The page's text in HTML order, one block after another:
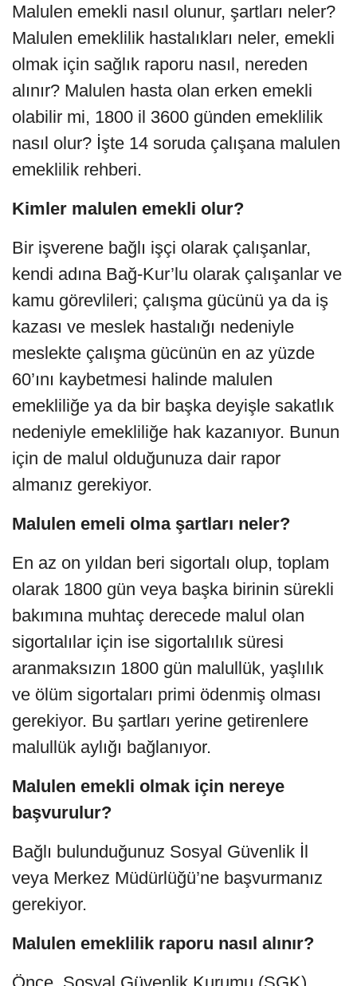
Malulen emekli nasıl olunur, şartları neler?
Malulen emeklilik hastalıkları neler, emekli
olmak için sağlık raporu nasıl, nereden
alınır? Malulen hasta olan erken emekli
olabilir mi, 1800 il 3600 günden emeklilik
nasıl olur? İşte 14 soruda çalışana malulen
emeklilik rehberi.
Kimler malulen emekli olur?
Bir işverene bağlı işçi olarak çalışanlar,
kendi adına Bağ-Kur’lu olarak çalışanlar ve
kamu görevlileri; çalışma gücünü ya da iş
kazası ve meslek hastalığı nedeniyle
meslekte çalışma gücünün en az yüzde
60’ını kaybetmesi halinde malulen
emekliliğe ya da bir başka deyişle sakatlık
nedeniyle emekliliğe hak kazanıyor. Bunun
için de malul olduğunuza dair rapor
almanız gerekiyor.
Malulen emeli olma şartları neler?
En az on yıldan beri sigortalı olup, toplam
olarak 1800 gün veya başka birinin sürekli
bakımına muhtaç derecede malul olan
sigortalılar için ise sigortalılık süresi
aranmaksızın 1800 gün malullük, yaşlılık
ve ölüm sigortaları primi ödenmiş olması
gerekiyor. Bu şartları yerine getirenlere
malullük aylığı bağlanıyor.
Malulen emekli olmak için nereye
başvurulur?
Bağlı bulunduğunuz Sosyal Güvenlik İl
veya Merkez Müdürlüğü’ne başvurmanız
gerekiyor.
Malulen emeklilik raporu nasıl alınır?